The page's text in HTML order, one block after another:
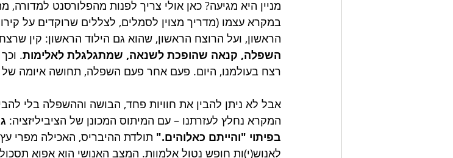
מניין היא מגיעה? כאן אולי צריך לפנות מהפלורסנט
במקרא עצמו (מדריך מצוין לסמלים, לצללים שרוקדים על
הראשון, ועל הרוצח הראשון, שהוא גם הילוד הראשון: קין
השפלה, קנאה שהופכת לשנאה, שמתגלגלת לאלימות.
רצח בעולמנו, היום. פעם אחר פעם השפלה, תחושה איומה
אבל לא ניתן להבין את חוויות פחד, הבושה וההשפלה בלי
המקרא נחלץ לעזרתנו – עם המיתוס המכונן של הציביליזציה:
בפיתוי "והייתם כאלוהים." תולדת ההיבריס, האכילה מפרי
לאנוש(י)ות חופש נטול אלמוות. המצב האנושי הוא אפוא